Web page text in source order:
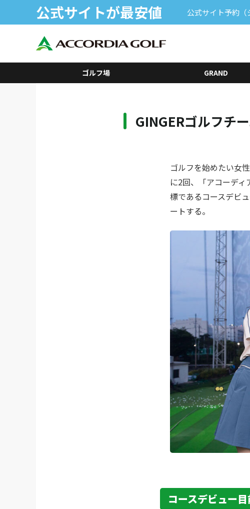
公式サイトが最安値 公式サイト予約
ゴルフ場 GRAND
GINGERゴルフチ
ゴルフを始めたい女
に2回、「アコーデ
標であるコースデビ
ート​する。
コースデビュー